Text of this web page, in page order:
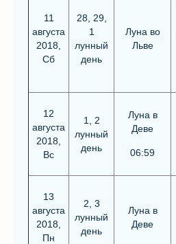
11
августа
2018,
Сб
28, 29,
1
лунный
день
Луна во
Льве
12
августа
2018,
Вс
1, 2
лунный
день
Луна в
Деве
06:59
13
августа
2018,
Пн
2, 3
лунный
день
Луна в
Деве